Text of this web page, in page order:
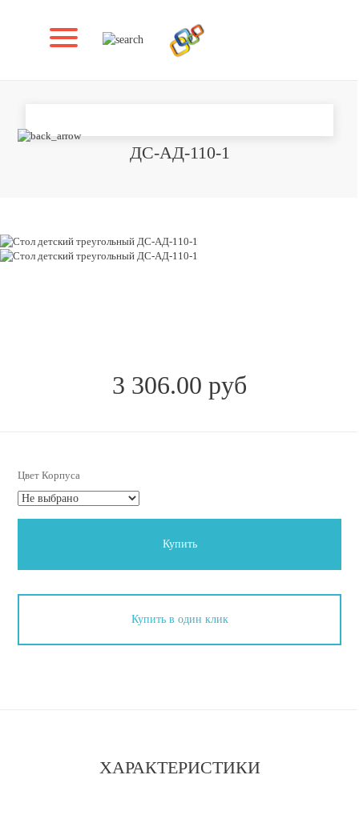
ДС-АД-110-1
3 306.00 руб
Цвет Корпуса
Купить
Купить в один клик
ХАРАКТЕРИСТИКИ